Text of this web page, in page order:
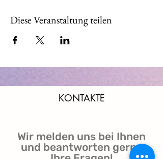
Diese Veranstaltung teilen
KONTAKTE
Wir melden uns bei Ihnen
und beantworten gerne